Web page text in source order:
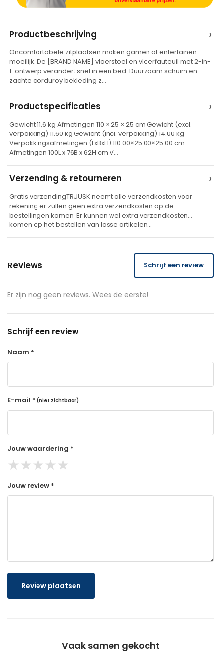
t
e
a
t
v
e
Productbeschrijving ›
Oncomfortabele zitplaatsen maken gamen of entertainen
moeilijk. De [BRAND NAME] vloerstoel en vloerfauteuil met 2-in-
1-ontwerp verandert snel in een bed. Duurzaam schuim en
zachte corduroy bekleding z…
Productspecificaties ›
Gewicht 11,6 kg Afmetingen 110 × 25 × 25 cm Gewicht (excl.
verpakking) 11.60 kg Gewicht (incl. verpakking) 14.00 kg
Verpakkingsafmetingen (LxBxH) 110.00×25.00×25.00 cm
Afmetingen 100L x 76B x 62H cm V…
Verzending & retourneren ›
Gratis verzendingTRUUSK neemt alle verzendkosten voor
rekening er zullen geen extra verzendkosten op de
bestellingen komen. Er kunnen wel extra verzendkosten
komen op het bestellen van losse artikelen…
Reviews Schrijf een review
Er zijn nog geen reviews. Wees de eerste!
Schrijf een review
Naam *
E-mail * (niet zichtbaar)
Jouw waardering *
★★★★★
Jouw review *
Review plaatsen
Vaak samen gekocht